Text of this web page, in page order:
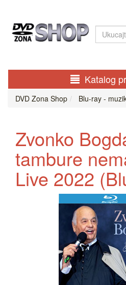
Katalog
DVD Zona Shop Blu-ray -
Zvonko
tambure
Live 2022